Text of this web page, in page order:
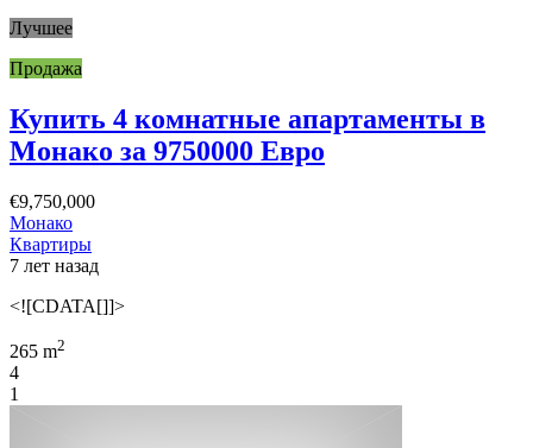
Лучшее
Продажа
Купить 4 комнатные апартаменты в
Монако за 9750000 Евро
€9,750,000
Монако
Квартиры
7 лет назад
<![CDATA[]]>
265 m2
4
1